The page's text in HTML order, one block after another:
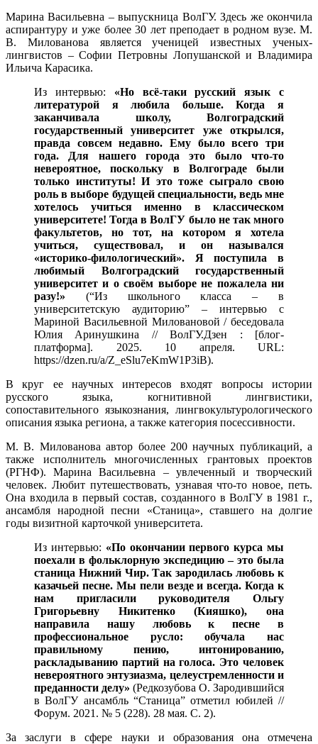
Марина Васильевна – выпускница ВолГУ. Здесь же окончила
аспирантуру и уже более 30 лет преподает в родном вузе. М.
В. Милованова является ученицей известных ученых-
лингвистов – Софии Петровны Лопушанской и Владимира
Ильича Карасика.
Из интервью: «Но всё-таки русский язык c
литературой я любила больше. Когда я
заканчивала школу, Волгоградский
государственный университет уже открылся,
правда совсем недавно. Ему было всего три
года. Для нашего города это было что-то
невероятное, поскольку в Волгограде были
только институты! И это тоже сыграло свою
роль в выборе будущей специальности, ведь мне
хотелось учиться именно в классическом
университете! Тогда в ВолГУ было не так много
факультетов, но тот, на котором я хотела
учиться, существовал, и он назывался
«историко-филологический». Я поступила в
любимый Волгоградский государственный
университет и о своём выборе не пожалела ни
разу!» (“Из школьного класса – в
университетскую аудиторию” – интервью с
Мариной Васильевной Миловановой / беседовала
Юлия Аринушкина // ВолГУ.Дзен : [блог-
платформа]. 2025. 10 апреля. URL:
https://dzen.ru/a/Z_eSlu7eKmW1P3iB).
В круг ее научных интересов входят вопросы истории
русского языка, когнитивной лингвистики,
сопоставительного языкознания, лингвокультурологического
описания языка региона, а также категория посессивности.
М. В. Милованова автор более 200 научных публикаций, а
также исполнитель многочисленных грантовых проектов
(РГНФ). Марина Васильевна – увлеченный и творческий
человек. Любит путешествовать, узнавая что-то новое, петь.
Она входила в первый состав, созданного в ВолГУ в 1981 г.,
ансамбля народной песни «Станица», ставшего на долгие
годы визитной карточкой университета.
Из интервью: «По окончании первого курса мы
поехали в фольклорную экспедицию – это была
станица Нижний Чир. Так зародилась любовь к
казачьей песне. Мы пели везде и всегда. Когда к
нам пригласили руководителя Ольгу
Григорьевну Никитенко (Кияшко), она
направила нашу любовь к песне в
профессиональное русло: обучала нас
правильному пению, интонированию,
раскладыванию партий на голоса. Это человек
невероятного энтузиазма, целеустремленности и
преданности делу» (Редкозубова О. Зародившийся
в ВолГУ ансамбль “Станица” отметил юбилей //
Форум. 2021. № 5 (228). 28 мая. С. 2).
За заслуги в сфере науки и образования она отмечена